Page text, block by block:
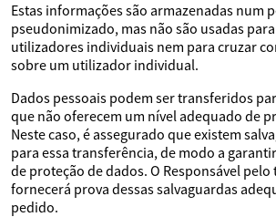
Estas informações são armazenadas num
pseudonimizado, mas não são usadas
utilizadores individuais nem para cruzar
sobre um utilizador individual.
Dados pessoais podem ser transferidos
que não oferecem um nível adequado de
Neste caso, é assegurado que existem
para essa transferência, de modo a
de proteção de dados. O Responsável
fornecerá prova dessas salvaguardas
pedido.